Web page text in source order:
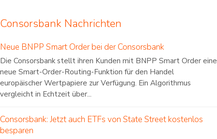
Consorsbank Nachrichten
Neue BNPP Smart Order bei der Consorsbank
Die Consorsbank stellt ihren Kunden mit BNPP Smart Order eine
neue Smart-Order-Routing-Funktion für den Handel
europäischer Wertpapiere zur Verfügung. Ein Algorithmus
vergleicht in Echtzeit über...
Consorsbank: Jetzt auch ETFs von State Street kostenlos
besparen